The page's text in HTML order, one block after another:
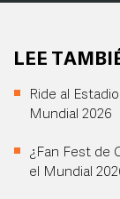
LEE
Ride al
Mundial 2026
¿Fan Fest de
el Mundial